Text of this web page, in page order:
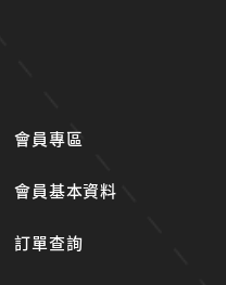
會員專區
會員基本資料
訂單查詢